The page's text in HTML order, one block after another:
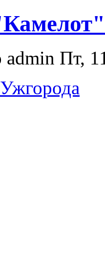
admin Пт,